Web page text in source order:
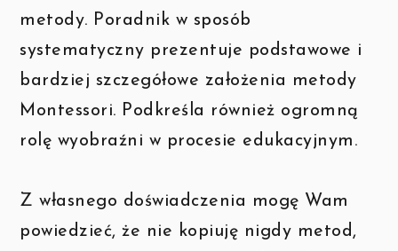
metody. Poradnik w sposób
systematyczny prezentuje podstawowe i
bardziej szczegółowe założenia metody
Montessori. Podkreśla również ogromną
rolę wyobraźni w procesie edukacyjnym.
Z własnego doświadczenia mogę Wam
powiedzieć, że nie kopiuję nigdy metod,